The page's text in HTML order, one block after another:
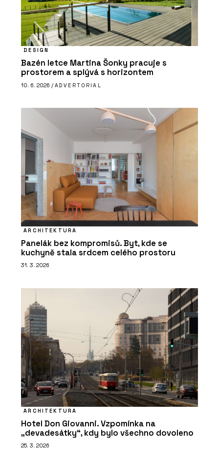
DESIGN
Bazén letce Martina Šonky pracuje s
prostorem a splývá s horizontem
10. 6. 2026 / ADVERTORIAL
ARCHITEKTURA
Panelák bez kompromisů. Byt, kde se
kuchyně stala srdcem celého prostoru
31. 3. 2026
ARCHITEKTURA
Hotel Don Giovanni. Vzpomínka na
„devadesátky“, kdy bylo všechno dovoleno
25. 3. 2026